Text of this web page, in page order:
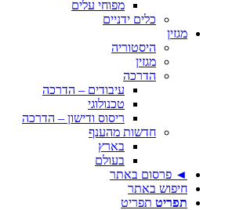
מפוחי עלים
כלים ידניים
מגזין
היסטוריה
מגזין
הדרכה
עיבודים – הדרכה
טכנולוגי
ריסוס ודישון – הדרכה
חדשות מהענף
בארץ
בעולם
◄ פרסום באתר
חיפוש באתר
תפריט תפריט